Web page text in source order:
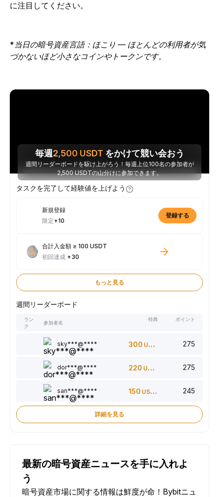
に注目してください。
*当日の暗号資産言語：ほこり — ほとんどの利用者が気
づかないほど小さなコインやトークンです。
毎週2,500 USDT をかけて競い会おう
週間リーダーボードを駆け上がろう！毎週上位100名の参加者が
2,500 USDTの山分けに参加できます。
タスクを完了して経験値を上げよう
新規登録
限定+10
登録する
合計入金額 ≥ 100 USDT
初回達成 +30
もっと見る
週間リーダーボード
ラン
ク
参加者名
特典 ポイント
sky***@**** 300 USDT 275
dor***@**** 220 USDT 275
san***@**** 150 USDT 245
詳細を見る
最新の暗号資産ニュースを手に入れよ
う
暗号資産市場に関する情報は鮮度が命！Bybitニュ